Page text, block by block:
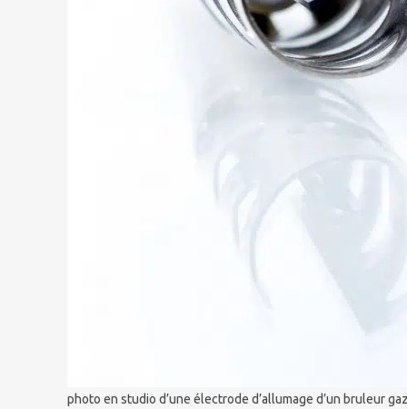
photo en studio d’une électrode d’allumage d’un bruleur